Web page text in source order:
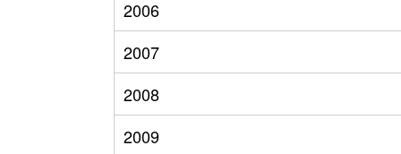
2006
2007
2008
2009